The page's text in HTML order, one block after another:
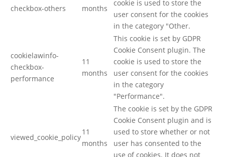
checkbox-others
months
cookie is used to store the
user consent for the cookies
in the category "Other.
cookielawinfo-
checkbox-
performance
11
months
This cookie is set by GDPR
Cookie Consent plugin. The
cookie is used to store the
user consent for the cookies
in the category
"Performance".
viewed_cookie_policy
11
months
The cookie is set by the GDPR
Cookie Consent plugin and is
used to store whether or not
user has consented to the
use of cookies. It does not